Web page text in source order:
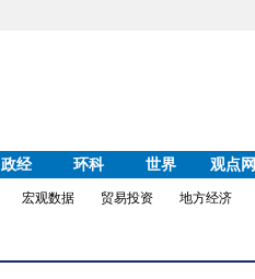
政经 环科 世界 观点网
宏观数据 贸易投资 地方经济